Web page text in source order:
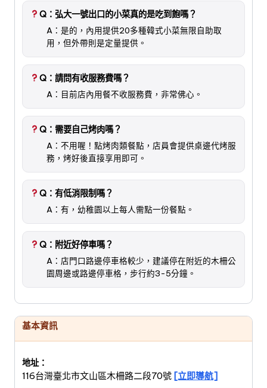
Q：弘大一號出口的小菜真的是吃到飽嗎？
A：是的，內用提供20多種韓式小菜無限自助取
用，但外帶則是定量提供。
Q：請問有收服務費嗎？
A：目前店內用餐不收服務費，非常佛心。
Q：需要自己烤肉嗎？
A：不用喔！點烤肉類餐點，店員會提供桌邊代烤服
務，烤好後直接享用即可。
Q：有低消限制嗎？
A：有，幼稚園以上每人需點一份餐點。
Q：附近好停車嗎？
A：店門口路邊停車格較少，建議停在附近的木柵公
園周邊或路邊停車格，步行約3-5分鐘。
基本資訊
地址：
116台灣臺北市文山區木柵路二段70號 [立即導航]